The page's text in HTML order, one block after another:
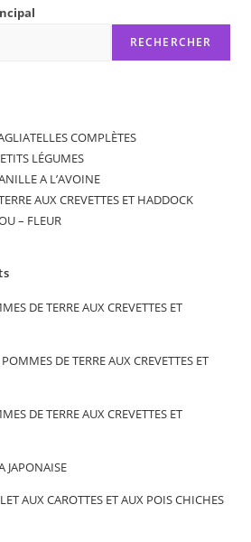
RECHERCHER
COMPLÈTES
LÉGUMES
A L’AVOINE
AUX CREVETTES ET HADDOCK
– FLEUR
DE TERRE AUX CREVETTES ET
DE TERRE AUX CREVETTES ET
DE TERRE AUX CREVETTES ET
JAPONAISE
AUX CAROTTES ET AUX POIS CHICHES